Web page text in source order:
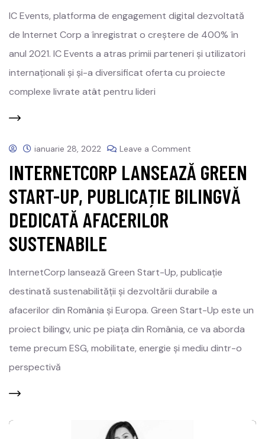
IC Events, platforma de engagement digital dezvoltată
de Internet Corp a înregistrat o creștere de 400% în
anul 2021. IC Events a atras primii parteneri și utilizatori
internaționali și și-a diversificat oferta cu proiecte
complexe livrate atât pentru lideri
ianuarie 28, 2022 Leave a Comment
INTERNETCORP LANSEAZĂ GREEN
START-UP, PUBLICAȚIE BILINGVĂ
DEDICATĂ AFACERILOR
SUSTENABILE
InternetCorp lansează Green Start-Up, publicație
destinată sustenabilității și dezvoltării durabile a
afacerilor din România și Europa. Green Start-Up este un
proiect bilingv, unic pe piața din România, ce va aborda
teme precum ESG, mobilitate, energie și mediu dintr-o
perspectivă